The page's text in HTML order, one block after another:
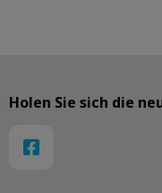
Holen Sie sich die